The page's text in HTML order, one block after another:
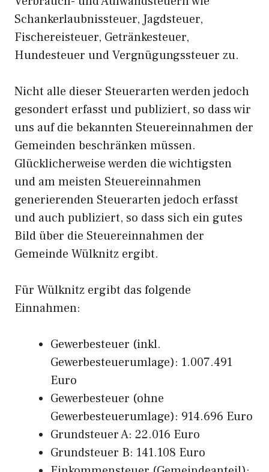
Schankerlaubnissteuer, Jagdsteuer,
Fischereisteuer, Getränkesteuer,
Hundesteuer und Vergnügungssteuer zu.
Nicht alle dieser Steuerarten werden jedoch
gesondert erfasst und publiziert, so dass wir
uns auf die bekannten Steuereinnahmen der
Gemeinden beschränken müssen.
Glücklicherweise werden die wichtigsten
und am meisten Steuereinnahmen
generierenden Steuerarten jedoch erfasst
und auch publiziert, so dass sich ein gutes
Bild über die Steuereinnahmen der
Gemeinde Wülknitz ergibt.
Für Wülknitz ergibt das folgende
Einnahmen:
Gewerbesteuer (inkl.
Gewerbesteuerumlage): 1.007.491
Euro
Gewerbesteuer (ohne
Gewerbesteuerumlage): 914.696 Euro
Grundsteuer A: 22.016 Euro
Grundsteuer B: 141.108 Euro